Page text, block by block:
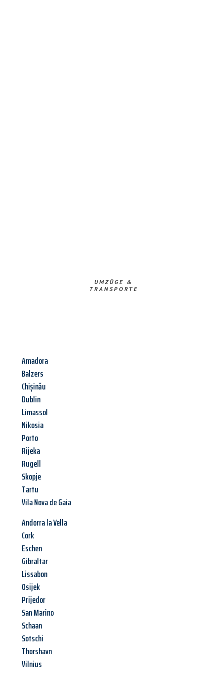
UMZÜGE &
TRANSPORTE
Amadora
Balzers
Chișinău
Dublin
Limassol
Nikosia
Porto
Rijeka
Rugell
Skopje
Tartu
Vila Nova de Gaia
Andorra la Vella
Cork
Eschen
Gibraltar
Lissabon
Osijek
Prijedor
San Marino
Schaan
Sotschi
Thorshavn
Vilnius